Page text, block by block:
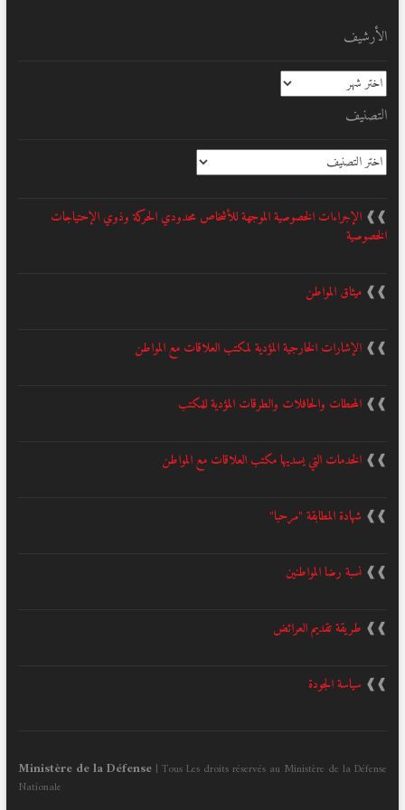
الأرشيف
الأرشيف
التصنيف
التصنيف
❱❱ الإجراءات الخصوصية الموجهة للأشخاص محدودي الحركة وذوي الإحتياجات
الخصوصية
❱❱ ميثاق المواطن
❱❱ الإشارات الخارجية المؤدية لمكتب العلاقات مع المواطن
❱❱ المحطات والحافلات والطرقات المؤدية للمكتب
❱❱ الخدمات التي يسديها مكتب العلاقات مع المواطن
❱❱ شهادة المطابقة "مرحبا"
❱❱ نسبة رضا المواطنين
❱❱ طريقة تقديم العرائض
❱❱ سياسة الجودة
Ministère de la Défense| Tous Les droits réservés au Ministère de la Défense
Nationale